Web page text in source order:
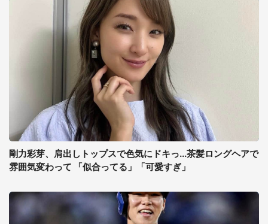
剛力彩芽、肩出しトップスで色気にドキっ...茶髪ロングヘアで
雰囲気変わって 「似合ってる」「可愛すぎ」